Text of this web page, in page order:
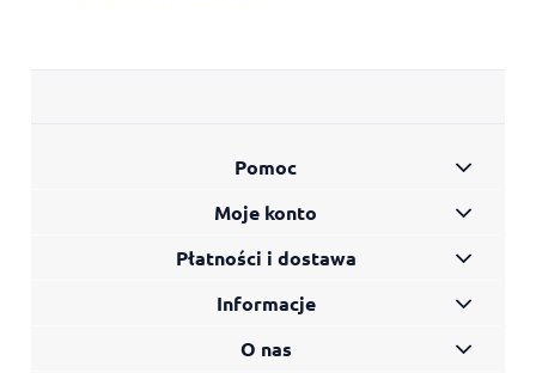
Pomoc
Moje konto
Płatności i dostawa
Informacje
O nas